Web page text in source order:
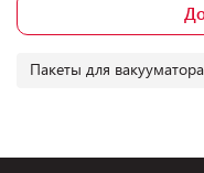
Пакеты для вакууматора